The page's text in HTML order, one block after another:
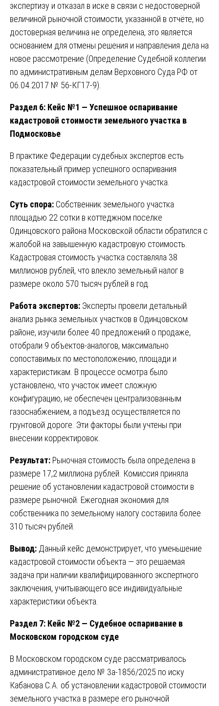
экспертизу и отказал в иске в связи с недостоверной
величиной рыночной стоимости, указанной в отчёте, но
достоверная величина не определена, это является
основанием для отмены решения и направления дела на
новое рассмотрение (Определение Судебной коллегии
по административным делам Верховного Суда РФ от
06.04.2017 № 56-КГ17-9).
Раздел 6: Кейс №1 — Успешное оспаривание
кадастровой стоимости земельного участка в
Подмосковье
В практике Федерации судебных экспертов есть
показательный пример успешного оспаривания
кадастровой стоимости земельного участка.
Суть спора: Собственник земельного участка
площадью 22 сотки в коттеджном поселке
Одинцовского района Московской области обратился с
жалобой на завышенную кадастровую стоимость.
Кадастровая стоимость участка составляла 38
миллионов рублей, что влекло земельный налог в
размере около 570 тысяч рублей в год.
Работа экспертов: Эксперты провели детальный
анализ рынка земельных участков в Одинцовском
районе, изучили более 40 предложений о продаже,
отобрали 9 объектов-аналогов, максимально
сопоставимых по местоположению, площади и
характеристикам. В процессе осмотра было
установлено, что участок имеет сложную
конфигурацию, не обеспечен централизованным
газоснабжением, а подъезд осуществляется по
грунтовой дороге. Эти факторы были учтены при
внесении корректировок.
Результат: Рыночная стоимость была определена в
размере 17,2 миллиона рублей. Комиссия приняла
решение об установлении кадастровой стоимости в
размере рыночной. Ежегодная экономия для
собственника по земельному налогу составила более
310 тысяч рублей.
Вывод: Данный кейс демонстрирует, что уменьшение
кадастровой стоимости объекта — это решаемая
задача при наличии квалифицированного экспертного
заключения, учитывающего все индивидуальные
характеристики объекта.
Раздел 7: Кейс №2 — Судебное оспаривание в
Московском городском суде
В Московском городском суде рассматривалось
административное дело № 3а-1856/2025 по иску
Кабанова С.А. об установлении кадастровой стоимости
земельного участка в размере его рыночной